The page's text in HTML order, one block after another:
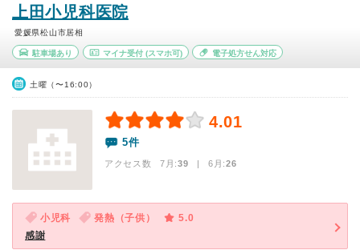
上田小児科医院
愛媛県松山市居相
駐車場あり マイナ受付(スマホ可) 電子処方せん対応
土曜（〜16:00）
4.01
5件
アクセス数 7月:39 | 6月:26
小児科 発熱（子供）
5.0
感謝